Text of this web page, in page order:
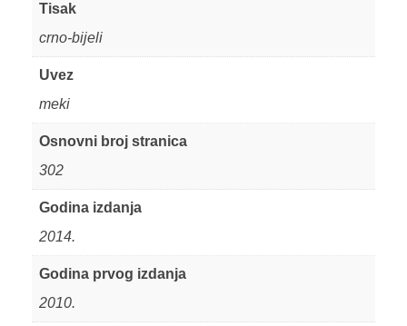
Tisak
crno-bijeli
Uvez
meki
Osnovni broj stranica
302
Godina izdanja
2014.
Godina prvog izdanja
2010.